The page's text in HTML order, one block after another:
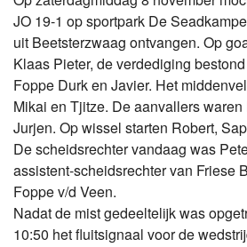
JO 19-1 op sportpark De
uit Beetsterzwaag ontvangen. Op
Klaas Pieter, de verdediging
Foppe Durk en Javier. Het
Mikai en Tjitze. De aanvallers
Jurjen. Op wissel starten Robert,
De scheidsrechter vandaag was
assistent-scheidsrechter van Friese
Foppe v/d Veen.
Nadat de mist gedeeltelijk was
10:50 het fluitsignaal voor de